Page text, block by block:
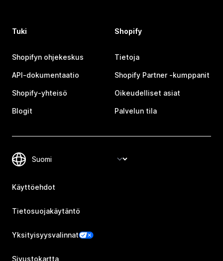
Tuki
Shopifyn ohjekeskus
API-dokumentaatio
Shopify-yhteisö
Blogit
Shopify
Tietoja
Shopify Partner ‑kumppanit
Oikeudelliset asiat
Palvelun tila
Käyttöehdot
Tietosuojakäytäntö
Yksityisyysvalinnat
Sivustokartta